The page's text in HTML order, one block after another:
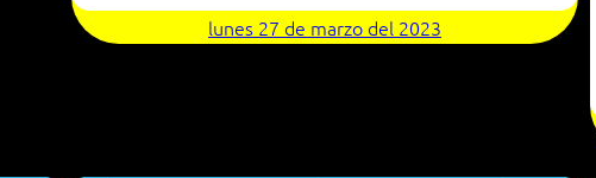
lunes 27 de marzo del 2023